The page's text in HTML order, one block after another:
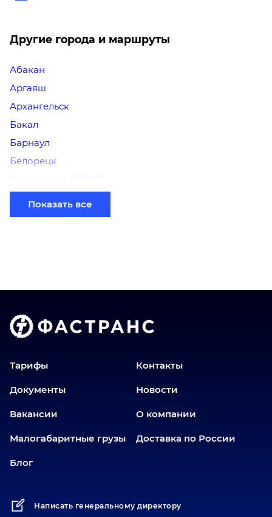
Другие города и маршруты
Абакан
Аргаяш
Архангельск
Бакал
Барнаул
Белорецк
Белоярский (ХМАО)
Березники
Бийск
Волгоград
Донецк
Еманжелинск
Заводоуковск
Златоуст
Иваново
Казань
Показать все
Тарифы Контакты
Документы Новости
Вакансии О компании
Малогабаритные грузы Доставка по России
Блог
Написать генеральному директору